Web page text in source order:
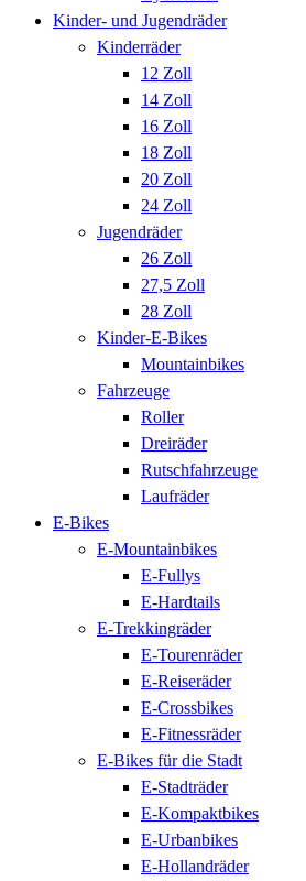
Kinder- und Jugendräder
Kinderräder
12 Zoll
14 Zoll
16 Zoll
18 Zoll
20 Zoll
24 Zoll
Jugendräder
26 Zoll
27,5 Zoll
28 Zoll
Kinder-E-Bikes
Mountainbikes
Fahrzeuge
Roller
Dreiräder
Rutschfahrzeuge
Laufräder
E-Bikes
E-Mountainbikes
E-Fullys
E-Hardtails
E-Trekkingräder
E-Tourenräder
E-Reiseräder
E-Crossbikes
E-Fitnessräder
E-Bikes für die Stadt
E-Stadträder
E-Kompaktbikes
E-Urbanbikes
E-Hollandräder